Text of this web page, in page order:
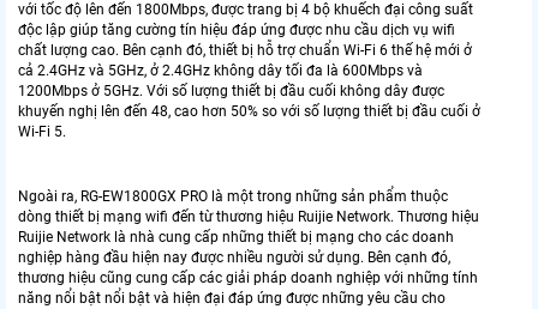
với tốc độ lên đến 1800Mbps, được trang bị 4 bộ khuếch đại công suất
độc lập giúp tăng cường tín hiệu đáp ứng được nhu cầu dịch vụ wifi
chất lượng cao. Bên cạnh đó, thiết bị hỗ trợ chuẩn Wi-Fi 6 thế hệ mới ở
cả 2.4GHz và 5GHz, ở 2.4GHz không dây tối đa là 600Mbps và
1200Mbps ở 5GHz. Với số lượng thiết bị đầu cuối không dây được
khuyến nghị lên đến 48, cao hơn 50% so với số lượng thiết bị đầu cuối ở
Wi-Fi 5.
Ngoài ra, RG-EW1800GX PRO là một trong những sản phẩm thuộc
dòng thiết bị mạng wifi đến từ thương hiệu Ruijie Network. Thương hiệu
Ruijie Network là nhà cung cấp những thiết bị mạng cho các doanh
nghiệp hàng đầu hiện nay được nhiều người sử dụng. Bên cạnh đó,
thương hiệu cũng cung cấp các giải pháp doanh nghiệp với những tính
năng nổi bật nổi bật và hiện đại đáp ứng được những yêu cầu cho